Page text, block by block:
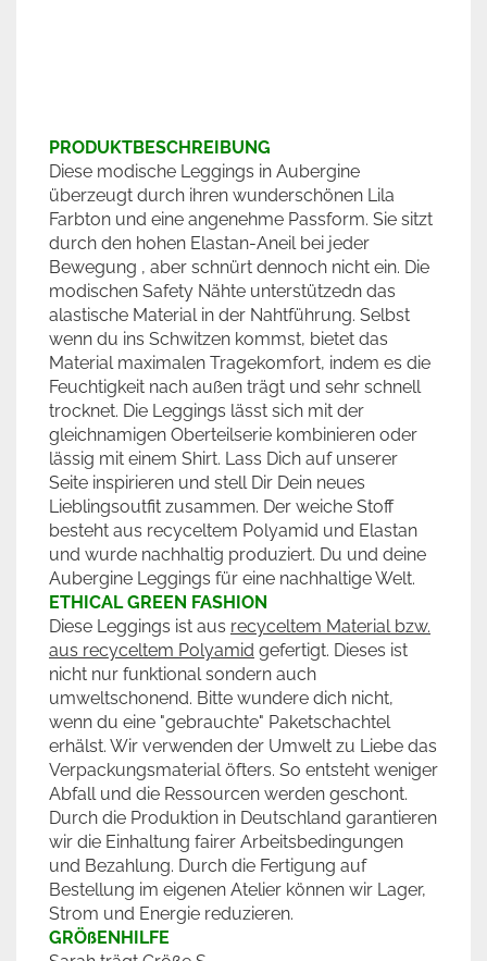
PRODUKTBESCHREIBUNG
Diese modische Leggings in Aubergine
überzeugt durch ihren wunderschönen Lila
Farbton und eine angenehme Passform. Sie sitzt
durch den hohen Elastan-Aneil bei jeder
Bewegung , aber schnürt dennoch nicht ein. Die
modischen Safety Nähte unterstützedn das
alastische Material in der Nahtführung. Selbst
wenn du ins Schwitzen kommst, bietet das
Material maximalen Tragekomfort, indem es die
Feuchtigkeit nach außen trägt und sehr schnell
trocknet. Die Leggings lässt sich mit der
gleichnamigen Oberteilserie kombinieren oder
lässig mit einem Shirt. Lass Dich auf unserer
Seite inspirieren und stell Dir Dein neues
Lieblingsoutfit zusammen. Der weiche Stoff
besteht aus recyceltem Polyamid und Elastan
und wurde nachhaltig produziert. Du und deine
Aubergine Leggings für eine nachhaltige Welt.
ETHICAL GREEN FASHION
Diese Leggings ist aus recyceltem Material bzw.
aus recyceltem Polyamid gefertigt. Dieses ist
nicht nur funktional sondern auch
umweltschonend. Bitte wundere dich nicht,
wenn du eine "gebrauchte" Paketschachtel
erhälst. Wir verwenden der Umwelt zu Liebe das
Verpackungsmaterial öfters. So entsteht weniger
Abfall und die Ressourcen werden geschont.
Durch die Produktion in Deutschland garantieren
wir die Einhaltung fairer Arbeitsbedingungen
und Bezahlung. Durch die Fertigung auf
Bestellung im eigenen Atelier können wir Lager,
Strom und Energie reduzieren.
GRÖßENHILFE